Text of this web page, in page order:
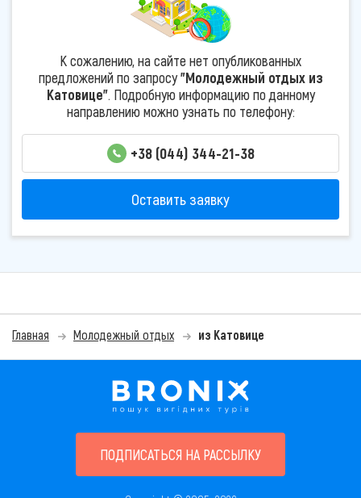
К сожалению, на сайте нет опубликованных
предложений по запросу"Молодежный отдых из
Катовице". Подробную информацию по данному
направлению можно узнать по телефону:
+38 (044) 344-21-38
Оставить заявку
Главная Молодежный отдых из Катовице
ПОДПИСАТЬСЯ НА РАССЫЛКУ